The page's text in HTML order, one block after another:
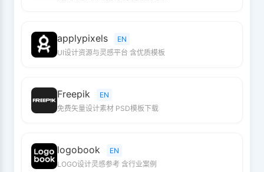
applypixels
EN
UI设计资源与灵感平台 含优质模板
Freepik
EN
免费矢量设计素材 PSD模板下载
logobook
EN
LOGO设计灵感参考 含行业案例